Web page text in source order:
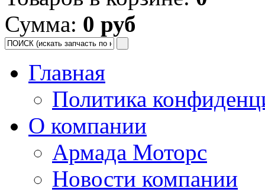
Сумма: 0 руб
Главная
Политика
О компании
Армада Моторс
Новости компании